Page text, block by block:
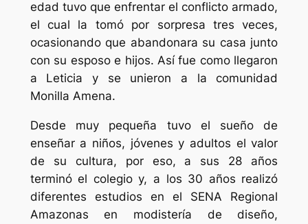
edad tuvo que enfrentar el conflicto armado,
el cual la tomó por sorpresa tres veces,
ocasionando que abandonara su casa junto
con su esposo e hijos. Así fue como llegaron
a Leticia y se unieron a la comunidad
Monilla Amena.
Desde muy pequeña tuvo el sueño de
enseñar a niños, jóvenes y adultos el valor
de su cultura, por eso, a sus 28 años
terminó el colegio y, a los 30 años realizó
diferentes estudios en el SENA Regional
Amazonas en modistería de diseño,